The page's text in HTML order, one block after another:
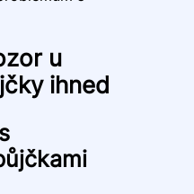
u
ihned